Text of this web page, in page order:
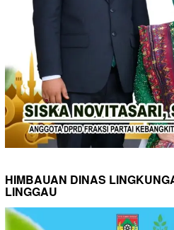
HIMBAUAN DINAS
LINGGAU